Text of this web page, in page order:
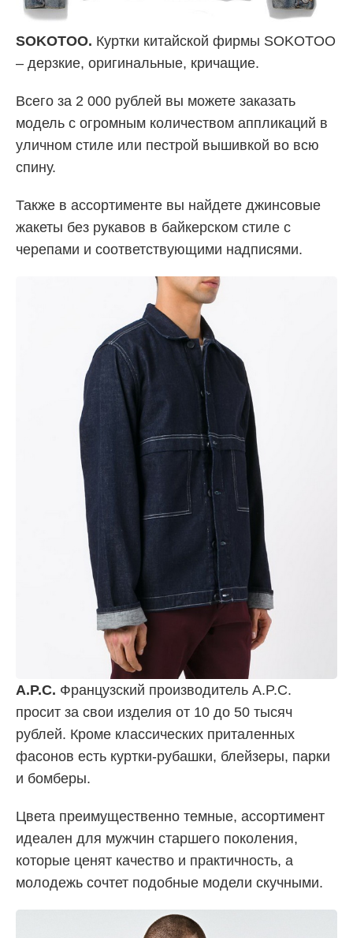
SOKOTOO. Куртки китайской фирмы SOKOTOO
– дерзкие, оригинальные, кричащие.
Всего за 2 000 рублей вы можете заказать
модель с огромным количеством аппликаций в
уличном стиле или пестрой вышивкой во всю
спину.
Также в ассортименте вы найдете джинсовые
жакеты без рукавов в байкерском стиле с
черепами и соответствующими надписями.
A.P.C. Французский производитель A.P.C.
просит за свои изделия от 10 до 50 тысяч
рублей. Кроме классических приталенных
фасонов есть куртки-рубашки, блейзеры, парки
и бомберы.
Цвета преимущественно темные, ассортимент
идеален для мужчин старшего поколения,
которые ценят качество и практичность, а
молодежь сочтет подобные модели скучными.